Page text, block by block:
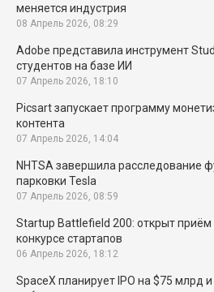
меняется индустрия
08 Апрель 2026, 08:29
Adobe представила инструмент
студентов на базе ИИ
07 Апрель 2026, 18:10
Picsart запускает программу
контента
07 Апрель 2026, 14:04
NHTSA завершила расследование
парковки Tesla
07 Апрель 2026, 08:59
Startup Battlefield 200: открыт приём
конкурсе стартапов
06 Апрель 2026, 18:12
SpaceX планирует IPO на $75 млрд